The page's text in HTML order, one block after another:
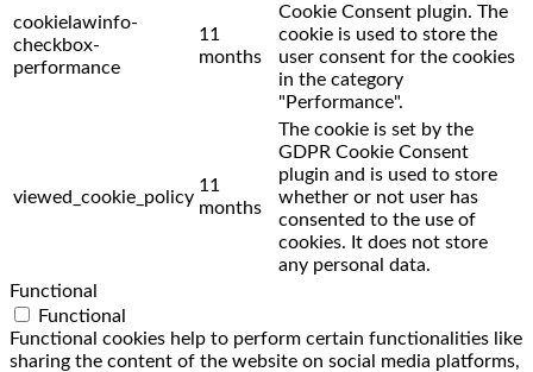
cookielawinfo-
checkbox-
performance
11
months
Cookie Consent plugin. The
cookie is used to store the
user consent for the cookies
in the category
"Performance".
viewed_cookie_policy
11
months
The cookie is set by the
GDPR Cookie Consent
plugin and is used to store
whether or not user has
consented to the use of
cookies. It does not store
any personal data.
Functional
Functional
Functional cookies help to perform certain functionalities like
sharing the content of the website on social media platforms,